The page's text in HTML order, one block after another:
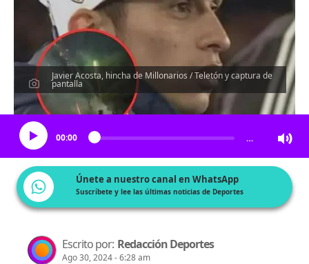
Javier Acosta, hincha de Millonarios / Teletón y captura de
pantalla
Escucha el artículo
00:00 …
Únete a nuestro canal en WhatsApp
Suscríbete y lee las últimas noticias de Deportes
Escrito por: Redacción Deportes
Ago 30, 2024 - 6:28 am